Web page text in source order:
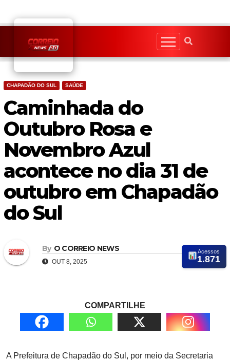
content
CHAPADÃO DO SUL SAÚDE
Caminhada do
Outubro Rosa e
Novembro Azul
acontece no dia 31 de
outubro em Chapadão
do Sul
By O CORREIO NEWS
OUT 8, 2025
Acessos
1.871
COMPARTILHE
A Prefeitura de Chapadão do Sul, por meio da Secretaria